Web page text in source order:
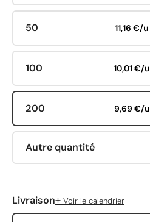
50 11,16 €/u
100 10,01 €/u
200 9,69 €/u
Autre quantité
Livraison+ Voir le calendrier